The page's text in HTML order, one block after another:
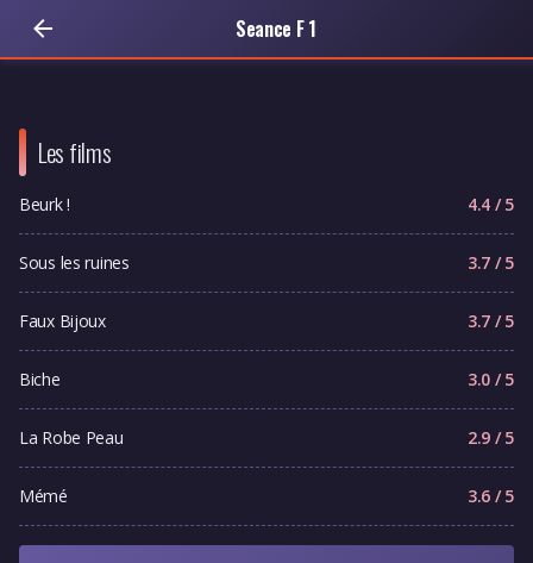
Seance F 1
Les films
Beurk ! 4.4 / 5
Sous les ruines 3.7 / 5
Faux Bijoux 3.7 / 5
Biche 3.0 / 5
La Robe Peau 2.9 / 5
Mémé 3.6 / 5